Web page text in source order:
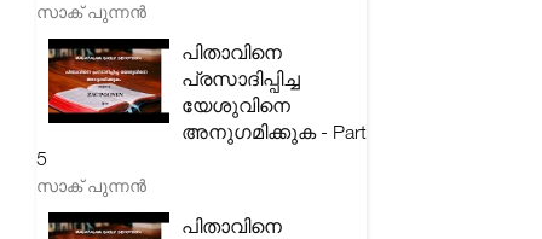
സാക് പുന്നൻ
പിതാവിനെ
പ്രസാദിപ്പിച്ച
യേശുവിനെ
അനുഗമിക്കുക - Part
5
സാക് പുന്നൻ
പിതാവിനെ